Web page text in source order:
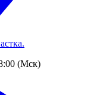
(Мск)